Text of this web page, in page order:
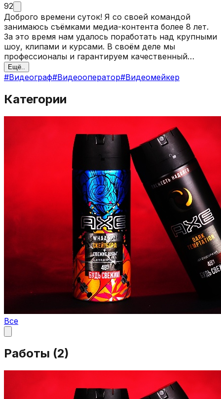
92
Доброго времени суток! Я со своей командой
занимаюсь съёмками медиа-контента более 8 лет.
За это время нам удалось поработать над крупными
шоу, клипами и курсами. В своём деле мы
профессионалы и гарантируем качественный
контент. У нас собственная выездная студия и
профессиональное оборудование . Мы делаем все
Ещё..
#Видеограф#Видеооператор#Видеомейкер
Категории
Все
Работы (2)